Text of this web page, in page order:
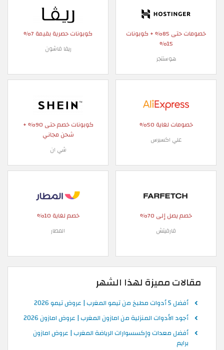
خصومات حتى 85% + كوبونات
15%
هوستنجر
كوبونات حصرية بقيمة 7%
ريفا فاشون
خصومات لغاية 50%
علي اكسبرس
كوبونات خصم حتى 90% +
شحن مجاني
شي ان
خصم يصل إلى 70%
فارفيتش
خصم لغاية 10%
المطار
مقالات مميزة لهذا الشهر
أفضل 5 أدوات مطبخ من تيمو المغرب | عروض تيمو 2026
أجود الأدوات المنزلية من امازون المغرب | عروض امازون 2026
أفضل معدات وإكسسوارات الرياضة المغرب | عروض امازون
برايم